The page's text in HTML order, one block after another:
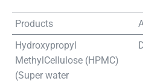
Products
Hydroxypropyl
MethylCellulose (HPMC)
(Super water